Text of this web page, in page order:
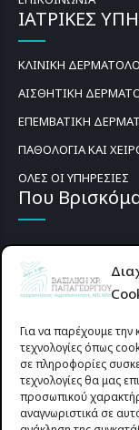
Για να παρέχουμε την
τεχνολογίες όπως
σε πληροφορίες
τεχνολογίες θα μας
προσωπικού
αναγνωριστικά σε
ΙΑΤΡΙΚΕΣ
ΚΛΙΝΙΚΗ
ΑΙΣΘΗΤΙΚΗ
ΕΠΕΜΒΑΤΙΚΗ
ΠΑΘΟΛΟΓΙΑ ΚΑΙ
ΟΛΕΣ ΟΙ ΥΠΗΡΕΣΙΕΣ
Που